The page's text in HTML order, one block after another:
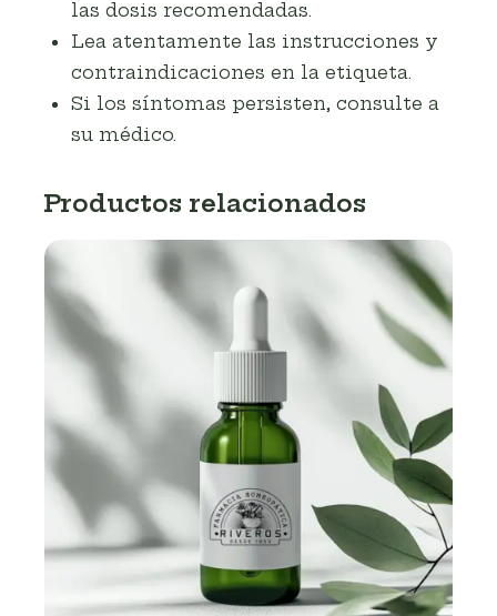
las dosis recomendadas.
Lea atentamente las instrucciones y
contraindicaciones en la etiqueta.
Si los síntomas persisten, consulte a
su médico.
Productos relacionados